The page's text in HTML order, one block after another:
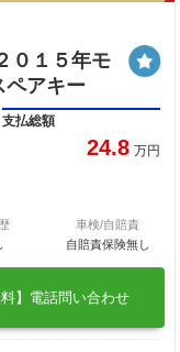
１５年モ
アキー
支払総額
24.8 万円
車検/自賠責
自賠責保険無し
料】電話問い合わせ